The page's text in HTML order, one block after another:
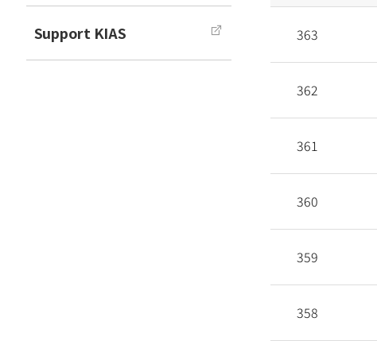
Support KIAS 363
362
361
360
359
358